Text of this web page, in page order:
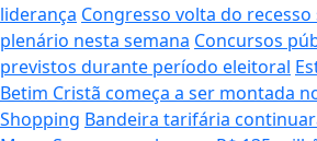
liderança Congresso volta do
plenário nesta semana Concursos
previstos durante período eleitoral
Betim Cristã começa a ser montada
Shopping Bandeira tarifária